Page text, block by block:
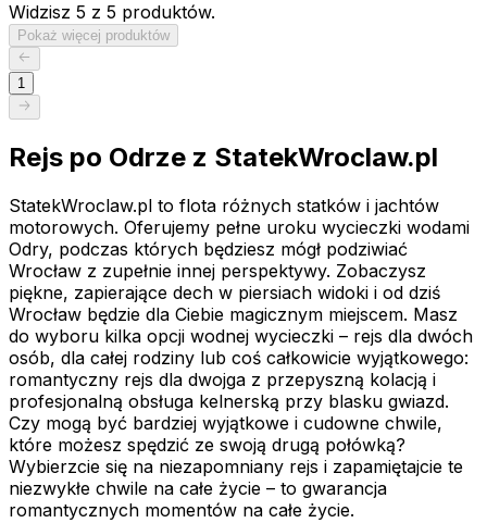
Widzisz 5 z 5 produktów.
Pokaż więcej produktów
1
Rejs po Odrze z StatekWroclaw.pl
StatekWroclaw.pl to flota różnych statków i jachtów
motorowych. Oferujemy pełne uroku wycieczki wodami
Odry, podczas których będziesz mógł podziwiać
Wrocław z zupełnie innej perspektywy. Zobaczysz
piękne, zapierające dech w piersiach widoki i od dziś
Wrocław będzie dla Ciebie magicznym miejscem. Masz
do wyboru kilka opcji wodnej wycieczki – rejs dla dwóch
osób, dla całej rodziny lub coś całkowicie wyjątkowego:
romantyczny rejs dla dwojga z przepyszną kolacją i
profesjonalną obsługa kelnerską przy blasku gwiazd.
Czy mogą być bardziej wyjątkowe i cudowne chwile,
które możesz spędzić ze swoją drugą połówką?
Wybierzcie się na niezapomniany rejs i zapamiętajcie te
niezwykłe chwile na całe życie – to gwarancja
romantycznych momentów na całe życie.